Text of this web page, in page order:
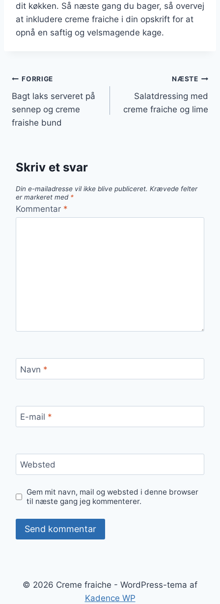
dit køkken. Så næste gang du bager, så overvej
at inkludere creme fraiche i din opskrift for at
opnå en saftig og velsmagende kage.
Indlægsnavigation
FORRIGE
Bagt laks serveret på
sennep og creme
fraishe bund
NÆSTE
Salatdressing med
creme fraiche og lime
Skriv et svar
Din e-mailadresse vil ikke blive publiceret. Krævede felter
er markeret med *
Kommentar *
Navn *
E-mail *
Websted
Gem mit navn, mail og websted i denne browser
til næste gang jeg kommenterer.
© 2026 Creme fraiche - WordPress-tema af
Kadence WP